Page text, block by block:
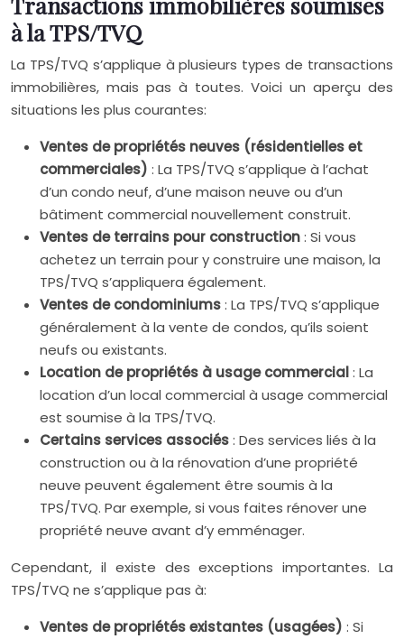
à la TPS/TVQ
La TPS/TVQ s’applique à plusieurs types de transactions
immobilières, mais pas à toutes. Voici un aperçu des
situations les plus courantes:
Ventes de propriétés neuves (résidentielles et
commerciales) : La TPS/TVQ s’applique à l’achat
d’un condo neuf, d’une maison neuve ou d’un
bâtiment commercial nouvellement construit.
Ventes de terrains pour construction: Si vous
achetez un terrain pour y construire une maison, la
TPS/TVQ s’appliquera également.
Ventes de condominiums: La TPS/TVQ s’applique
généralement à la vente de condos, qu’ils soient
neufs ou existants.
Location de propriétés à usage commercial: La
location d’un local commercial à usage commercial
est soumise à la TPS/TVQ.
Certains services associés: Des services liés à la
construction ou à la rénovation d’une propriété
neuve peuvent également être soumis à la
TPS/TVQ. Par exemple, si vous faites rénover une
propriété neuve avant d’y emménager.
Cependant, il existe des exceptions importantes. La
TPS/TVQ ne s’applique pas à:
Ventes de propriétés existantes (usagées) : Si